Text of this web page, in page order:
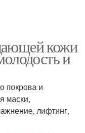
кожи
и
покрова и
маски,
лифтинг,